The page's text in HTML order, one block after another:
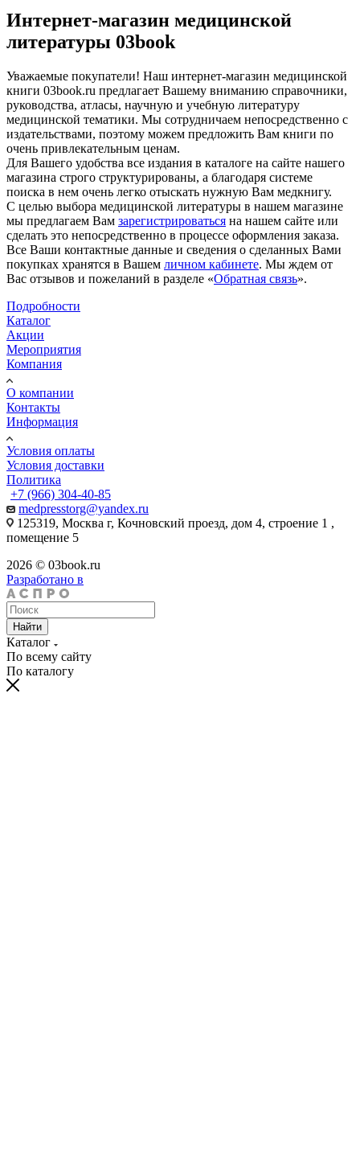
Интернет-магазин медицинской
литературы 03book
Уважаемые покупатели! Наш интернет-магазин медицинской
книги 03book.ru предлагает Вашему вниманию справочники,
руководства, атласы, научную и учебную литературу
медицинской тематики. Мы сотрудничаем непосредственно с
издательствами, поэтому можем предложить Вам книги по
очень привлекательным ценам.
Для Вашего удобства все издания в каталоге на сайте нашего
магазина строго структурированы, а благодаря системе
поиска в нем очень легко отыскать нужную Вам медкнигу.
С целью выбора медицинской литературы в нашем магазине
мы предлагаем Вам зарегистрироваться на нашем сайте или
сделать это непосредственно в процессе оформления заказа.
Все Ваши контактные данные и сведения о сделанных Вами
покупках хранятся в Вашем личном кабинете. Мы ждем от
Вас отзывов и пожеланий в разделе «Обратная связь».
Подробности
Каталог
Акции
Мероприятия
Компания
О компании
Контакты
Информация
Условия оплаты
Условия доставки
Политика
+7 (966) 304-40-85
medpresstorg@yandex.ru
125319, Москва г, Кочновский проезд, дом 4, строение 1 ,
помещение 5
2026 © 03book.ru
Разработано в
Найти
Каталог
По всему сайту
По каталогу